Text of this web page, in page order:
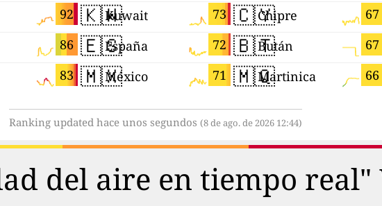
92
86
83
🇰🇼 73
Kuwait
🇪🇸 72
España
🇲🇽 71
México
🇨🇾 67
Chipre
🇧🇹 67
Bután
🇲🇶 66
Martinica
Ranking updated hace unos segundos (8 de ago. de 2026 12:44)
del aire en tiempo